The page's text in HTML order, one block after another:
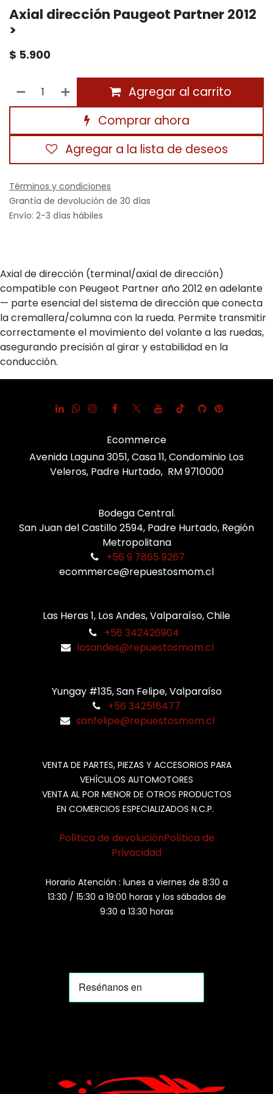
Axial dirección Paugeot Partner 2012
>
$ 5.900
Agregar al carrito
Comprar ahora
Agregar a la lista de deseos
Términos y condiciones
Grantía de devolución de 30 días
Envío: 2-3 días hábiles
Axial de dirección (terminal/axial de dirección)
compatible con Peugeot Partner año 2012 en adelante
— parte esencial del sistema de dirección que conecta
la cremallera/columna con la rueda. Permite transmitir
correctamente el movimiento del volante a las ruedas,
asegurando precisión al girar y estabilidad en la
conducción.
Ecommerce
Avenida Laguna 3051, Casa 11, Condominio Los
Veleros, Padre Hurtado, RM 9710000
Bodega Central.
San Juan del Castillo 2594, Padre Hurtado, Región
Metropolitana
+56 9 7865 9267
ecommerce@repuestosmom.cl
Las Heras 1, Los Andes, Valparaíso, Chile
+56 342426904
losandes@repuestosmom.cl
Yungay #135, San Felipe, Valparaíso
+56 342516477
sanfelipe@repuestosmom.cl
VENTA DE PARTES, PIEZAS Y ACCESORIOS PARA
VEHÍCULOS AUTOMOTORES
VENTA AL POR MENOR DE OTROS PRODUCTOS
EN COMERCIOS ESPECIALIZADOS N.C.P.
Política de devoluciónPolítica de
Privacidad
Horario Atención : lunes a viernes de 8:30 a
13:30 / 15:30 a 19:00 horas y los sábados de
9:30 a 13:30 horas